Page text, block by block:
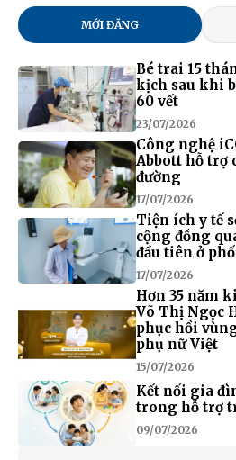
MỚI ĐĂNG
Bé trai 15
kịch sau khi
60 vết
23/07/2026
Công nghệ
Abbott hỗ trợ
đường
17/07/2026
Tiện ích y tế
cộng đồng
đầu tiên ở
17/07/2026
Hơn 35 năm
Võ Thị Ngọc
phục hồi
phụ nữ Việt
15/07/2026
Kết nối gia
trong hỗ trợ
09/07/2026